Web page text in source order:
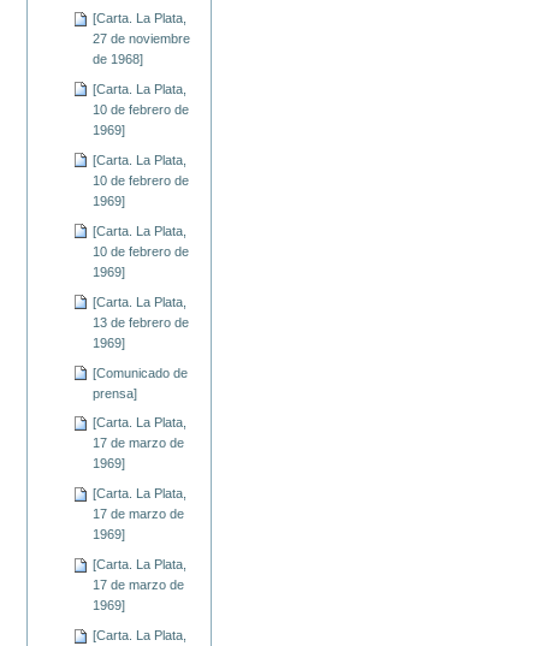
[Carta. La Plata,
27 de noviembre
de 1968]
[Carta. La Plata,
10 de febrero de
1969]
[Carta. La Plata,
10 de febrero de
1969]
[Carta. La Plata,
10 de febrero de
1969]
[Carta. La Plata,
13 de febrero de
1969]
[Comunicado de
prensa]
[Carta. La Plata,
17 de marzo de
1969]
[Carta. La Plata,
17 de marzo de
1969]
[Carta. La Plata,
17 de marzo de
1969]
[Carta. La Plata,